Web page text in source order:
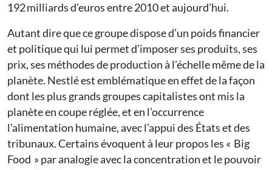
192 milliards d’euros entre 2010 et aujourd’hui.
Autant dire que ce groupe dispose d’un poids financier
et politique qui lui permet d’imposer ses produits, ses
prix, ses méthodes de production à l’échelle même de la
planète. Nestlé est emblématique en effet de la façon
dont les plus grands groupes capitalistes ont mis la
planète en coupe réglée, et en l’occurrence
l’alimentation humaine, avec l’appui des États et des
tribunaux. Certains évoquent à leur propos les « Big
Food » par analogie avec la concentration et le pouvoir